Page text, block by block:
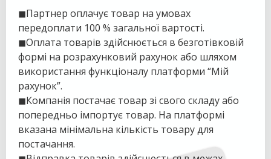
◼Партнер оплачує товар на умовах
передоплати 100 % загальної вартості.
◼Оплата товарів здійснюється в безготівковій
формі на розрахунковий рахунок або шляхом
використання функціоналу платформи “Мій
рахунок”.
◼Компанія постачає товар зі свого складу або
попередньо імпортує товар. На платформі
вказана мінімальна кількість товару для
постачання.